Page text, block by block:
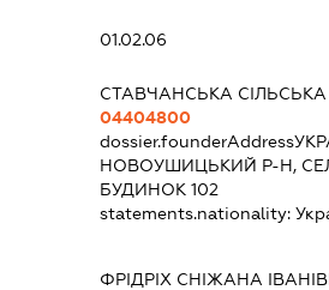
01.02.06
СТАВЧАНСЬКА
04404800
dossier.founderAddress
НОВОУШИЦЬКИЙ Р-Н,
БУДИНОК 102
statements.nationality:
ФРІДРІХ СНІЖАНА